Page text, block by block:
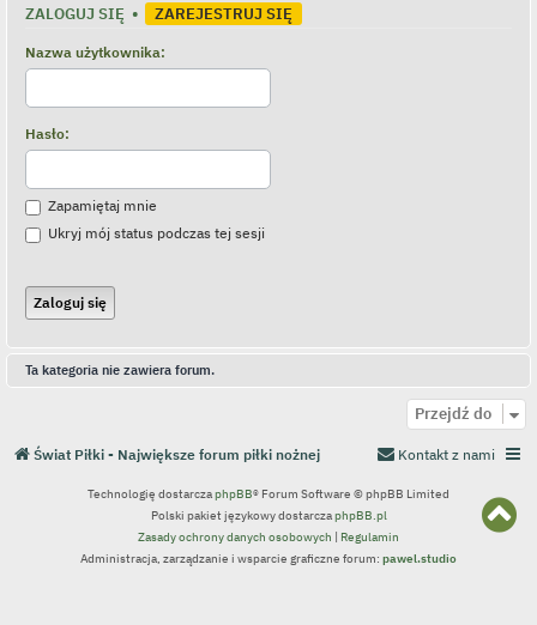
ZALOGUJ SIĘ • ZAREJESTRUJ SIĘ
Nazwa użytkownika:
Hasło:
Zapamiętaj mnie
Ukryj mój status podczas tej sesji
Ta kategoria nie zawiera forum.
Przejdź do
N
Świat Piłki - Największe forum piłki nożnej Kontakt z nami
Technologię dostarczaphpBB® Forum Software © phpBB Limited
Polski pakiet językowy dostarczaphpBB.pl
Zasady ochrony danych osobowych
Regulamin
Administracja, zarządzanie i wsparcie graficzne forum: pawel.studio